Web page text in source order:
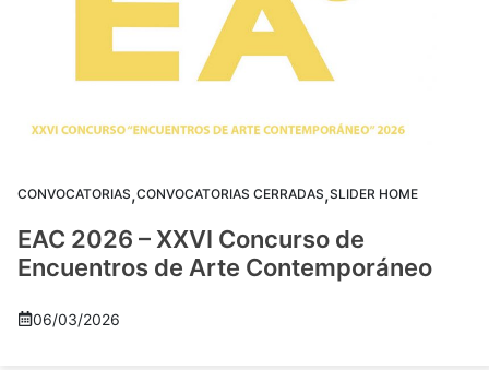
CONVOCATORIAS,CONVOCATORIAS CERRADAS,SLIDER HOME
EAC 2026 – XXVI Concurso de
Encuentros de Arte Contemporáneo
06/03/2026